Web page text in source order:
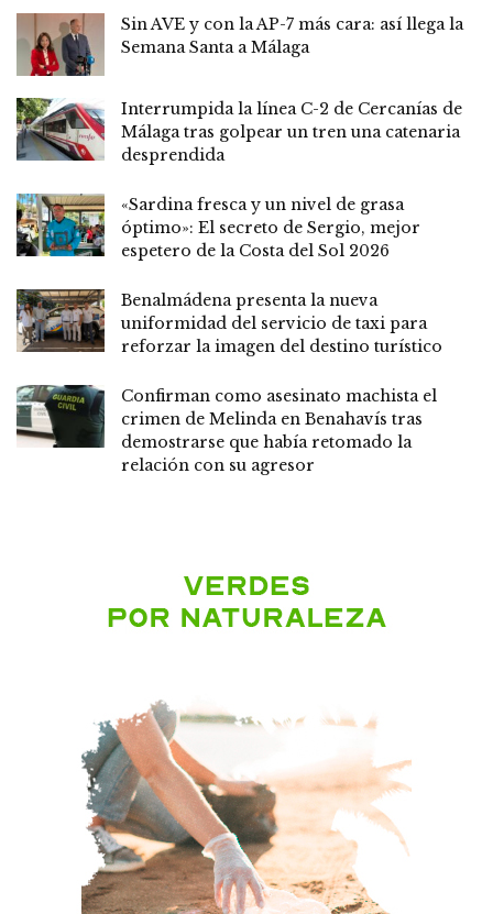
Sin AVE y con la AP-7 más cara: así llega la
Semana Santa a Málaga
Interrumpida la línea C-2 de Cercanías de
Málaga tras golpear un tren una catenaria
desprendida
«Sardina fresca y un nivel de grasa
óptimo»: El secreto de Sergio, mejor
espetero de la Costa del Sol 2026
Benalmádena presenta la nueva
uniformidad del servicio de taxi para
reforzar la imagen del destino turístico
Confirman como asesinato machista el
crimen de Melinda en Benahavís tras
demostrarse que había retomado la
relación con su agresor